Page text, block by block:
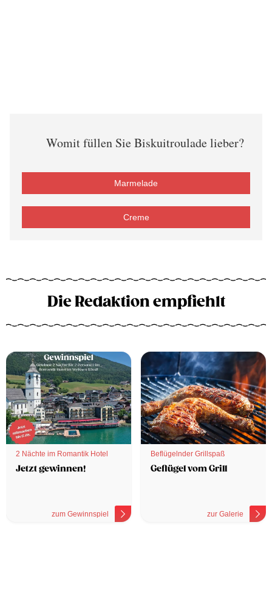
Womit füllen Sie Biskuitroulade lieber?
Marmelade
Creme
Die Redaktion empfiehlt
2 Nächte im Romantik Hotel
Jetzt gewinnen!
zum Gewinnspiel
Beflügelnder Grillspaß
Geflügel vom Grill
zur Galerie